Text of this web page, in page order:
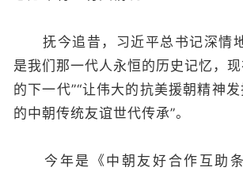
抚今追昔，习近平总书记深情地
是我们那一代人永恒的历史记忆，
的下一代”“让伟大的抗美援朝精神
的中朝传统友谊世代传承”。
今年是《中朝友好合作互助条